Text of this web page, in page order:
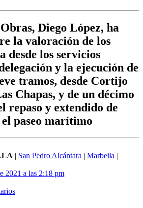
Diego López, ha
la valoración de los
desde los servicios
y la ejecución de
tramos, desde Cortijo
Chapas, y de un décimo
repaso y extendido de
paseo marítimo
| San Pedro Alcántara | Marbella |
2021 a las 2:18 pm